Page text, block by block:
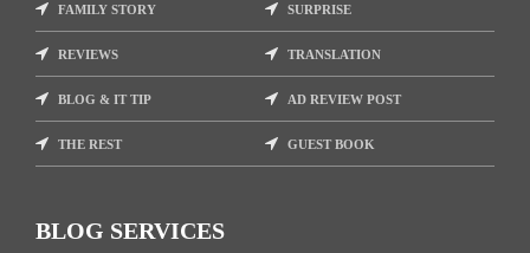
FAMILY STORY SURPRISE
REVIEWS TRANSLATION
BLOG & IT TIP AD REVIEW POST
THE REST GUEST BOOK
BLOG SERVICES